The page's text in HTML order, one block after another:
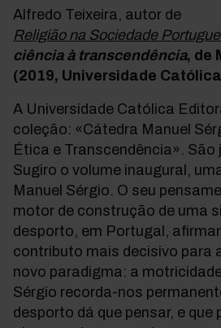
Alfredo Teixeira, autor de
Religião na Sociedade
ciência à transcendência, de
(2019, Universidade
A Universidade Católica
coleção: «Cátedra Manuel
Ética e Transcendência». São
Sugiro o volume inaugural,
Manuel Sérgio. O seu
motor de construção de uma
desporto, em Portugal,
contributo mais decisivo para
novo paradigma: a
Sérgio recorda-nos
desporto dá que pensar, e